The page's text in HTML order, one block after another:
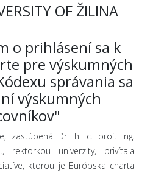
OF ŽILINA
o prihlásení sa k
pre výskumných
správania sa
výskumných
zastúpená Dr. h. c. prof. Ing.
rektorkou univerzity, privítala
ktorou je Európska charta